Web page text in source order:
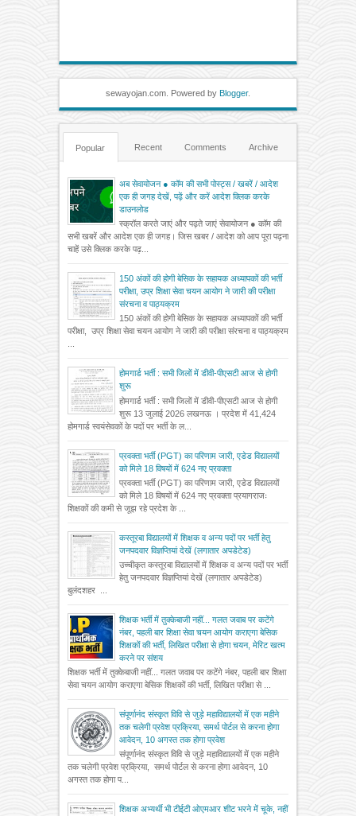
sewayojan.com. Powered by Blogger.
Popular Recent Comments Archive
अब सेवायोजन ● कॉम की सभी पोस्ट्स / खबरें / आदेश
एक ही जगह देखें, पढ़ें और करें आदेश क्लिक करके
डाउनलोड
स्क्रॉल करते जाएं और पढ़ते जाएं सेवायोजन ● कॉम की
सभी खबरें और आदेश एक ही जगह। जिस खबर / आदेश को आप पूरा पढ़ना
चाहें उसे क्लिक करके पढ़...
150 अंकों की होगी बेसिक के सहायक अध्यापकों की भर्ती
परीक्षा, उप्र शिक्षा सेवा चयन आयोग ने जारी की परीक्षा
संरचना व पाठ्यक्रम
150 अंकों की होगी बेसिक के सहायक अध्यापकों की भर्ती
परीक्षा, उप्र शिक्षा सेवा चयन आयोग ने जारी की परीक्षा संरचना व पाठ्यक्रम
होमगार्ड भर्ती : सभी जिलों में डीवी-पीएसटी आज से होगी
शुरू
होमगार्ड भर्ती : सभी जिलों में डीवी-पीएसटी आज से होगी
शुरू 13 जुलाई 2026 लखनऊ । प्रदेश में 41,424
होमगार्ड स्वयंसेवकों के पदों पर भर्ती के ल...
प्रवक्ता भर्ती (PGT) का परिणाम जारी, एडेड विद्यालयों
को मिले 18 विषयों में 624 नए प्रवक्ता
प्रवक्ता भर्ती (PGT) का परिणाम जारी, एडेड विद्यालयों
को मिले 18 विषयों में 624 नए प्रवक्ता प्रयागराजः
शिक्षकों की कमी से जूझ रहे प्रदेश के ...
कस्तूरबा विद्यालयों में शिक्षक व अन्य पदों पर भर्ती हेतु
जनपदवार विज्ञप्तियां देखें (लगातार अपडेटेड)
उच्चीकृत कस्तूरबा विद्यालयों में शिक्षक व अन्य पदों पर भर्ती
हेतु जनपदवार विज्ञप्तियां देखें (लगातार अपडेटेड)
बुलंदशहर ...
शिक्षक भर्ती में तुक्केबाजी नहीं... गलत जवाब पर कटेंगे
नंबर, पहली बार शिक्षा सेवा चयन आयोग कराएगा बेसिक
शिक्षकों की भर्ती, लिखित परीक्षा से होगा चयन, मेरिट खत्म
करने पर संशय
शिक्षक भर्ती में तुक्केबाजी नहीं... गलत जवाब पर कटेंगे नंबर, पहली बार शिक्षा
सेवा चयन आयोग कराएगा बेसिक शिक्षकों की भर्ती, लिखित परीक्षा से ...
संपूर्णानंद संस्कृत विवि से जुड़े महाविद्यालयों में एक महीने
तक चलेगी प्रवेश प्रक्रिया, समर्थ पोर्टल से करना होगा
आवेदन, 10 अगस्त तक होगा प्रवेश
संपूर्णानंद संस्कृत विवि से जुड़े महाविद्यालयों में एक महीने
तक चलेगी प्रवेश प्रक्रिया, समर्थ पोर्टल से करना होगा आवेदन, 10
अगस्त तक होगा प...
शिक्षक अभ्यर्थी भी टीईटी ओएमआर शीट भरने में चूके, नहीं